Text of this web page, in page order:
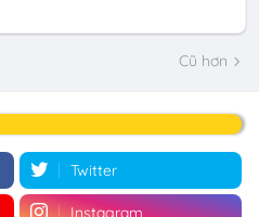
Cũ hơn
Twitter
Instagram